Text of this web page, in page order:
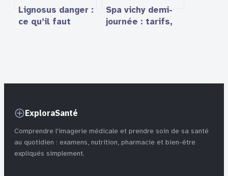
Lignosus danger :
ce qu’il faut
Spa vichy demi-
journée : tarifs,
ExploraSanté
Comprendre l'imagerie médicale et prendre soin de sa santé
au quotidien : examens, nutrition, pharmacie et bien-être
expliqués simplement.